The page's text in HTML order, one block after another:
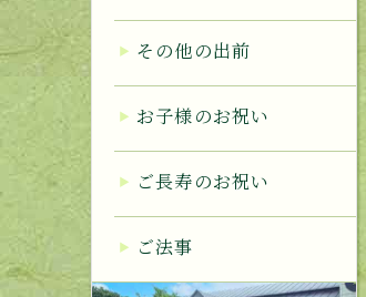
その他の出前
お子様のお祝い
ご長寿のお祝い
ご法事